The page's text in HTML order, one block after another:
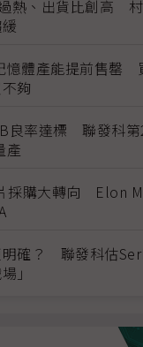
熱、出貨比創高
憶體產能提前售罄
夠
良率達標 聯發科第
產
採購大轉向 Elon
確？ 聯發科估
」